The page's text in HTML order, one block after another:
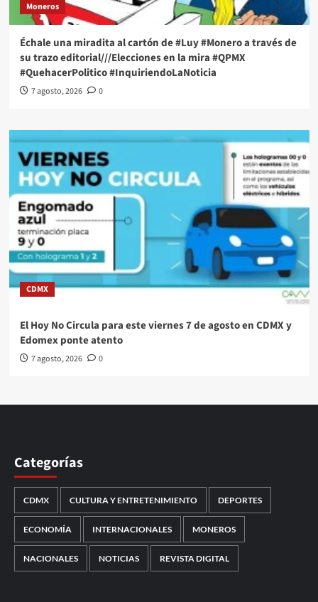
Moneros
Échale una miradita al cartón de #Luy #Monero a través de
su trazo editorial///Elecciones en la mira #QPMX
#QuehacerPolitico #InquiriendoLaNoticia
7 agosto, 2026 0
CDMX
El Hoy No Circula para este viernes 7 de agosto en CDMX y
Edomex ponte atento
7 agosto, 2026 0
Categorías
CDMX CULTURA Y ENTRETENIMIENTO DEPORTES
ECONOMÍA INTERNACIONALES MONEROS
NACIONALES NOTICIAS REVISTA DIGITAL